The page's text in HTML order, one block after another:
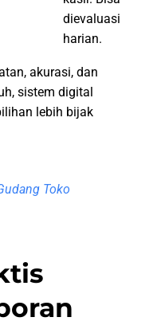
dievaluasi
harian.
akurasi, dan
sistem digital
lebih bijak
Toko